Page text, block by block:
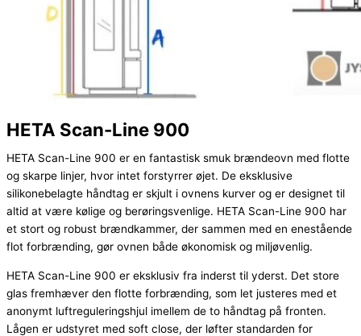
HETA Scan-Line 900
HETA Scan-Line 900 er en fantastisk smuk brændeovn med flotte
og skarpe linjer, hvor intet forstyrrer øjet. De eksklusive
silikonebelagte håndtag er skjult i ovnens kurver og er designet til
altid at være kølige og berøringsvenlige. HETA Scan-Line 900 har
et stort og robust brændkammer, der sammen med en enestående
flot forbrænding, gør ovnen både økonomisk og miljøvenlig.
HETA Scan-Line 900 er eksklusiv fra inderst til yderst. Det store
glas fremhæver den flotte forbrænding, som let justeres med et
anonymt luftreguleringshjul imellem de to håndtag på fronten.
Lågen er udstyret med soft close, der løfter standarden for